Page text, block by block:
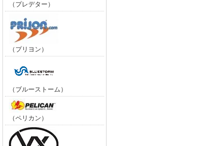
（プレデター）
（プリヨン）
（ブルーストーム）
（ペリカン）